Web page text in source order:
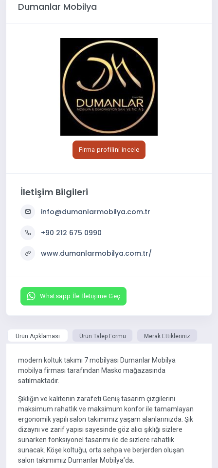
Dumanlar Mobilya
Firma profilini incele
İletişim Bilgileri
info@dumanlarmobilya.com.tr
+90 212 675 0990
www.dumanlarmobilya.com.tr/
Whatsapp İle İletişime Geç
Ürün Açıklaması Ürün Talep Formu Merak Ettikleriniz
modern koltuk takımı 7 mobilyası Dumanlar Mobilya
mobilya firması tarafından Masko mağazasında
satılmaktadır.
Şıklığın ve kalitenin zarafeti Geniş tasarım çizgilerini
maksimum rahatlık ve maksimum konfor ile tamamlayan
ergonomik yapılı salon takımımız yaşam alanlarınızda. Şık
dizaynı ve zarif yapısı sayesinde göz alıcı şıklığı sizlere
sunarken fonksiyonel tasarımı ile de sizlere rahatlık
sunacak. Köşe koltuğu, orta sehpa ve berjerden oluşan
salon takımımız Dumanlar Mobilya’da.